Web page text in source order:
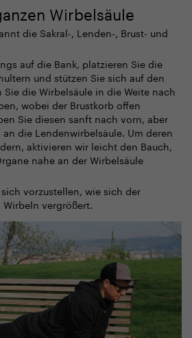
Wirbelsäule
die Sakral-, Lenden-, Brust- und
auf die Bank, platzieren Sie die
und stützen Sie sich auf den
die Wirbelsäule in die Weite nach
wobei der Brustkorb offen
Sie diesen sanft nach vorn, aber
die Lendenwirbelsäule. Um deren
aktivieren wir leicht den Bauch,
nahe an der Wirbelsäule
vorzustellen, wie sich der
vergrößert.